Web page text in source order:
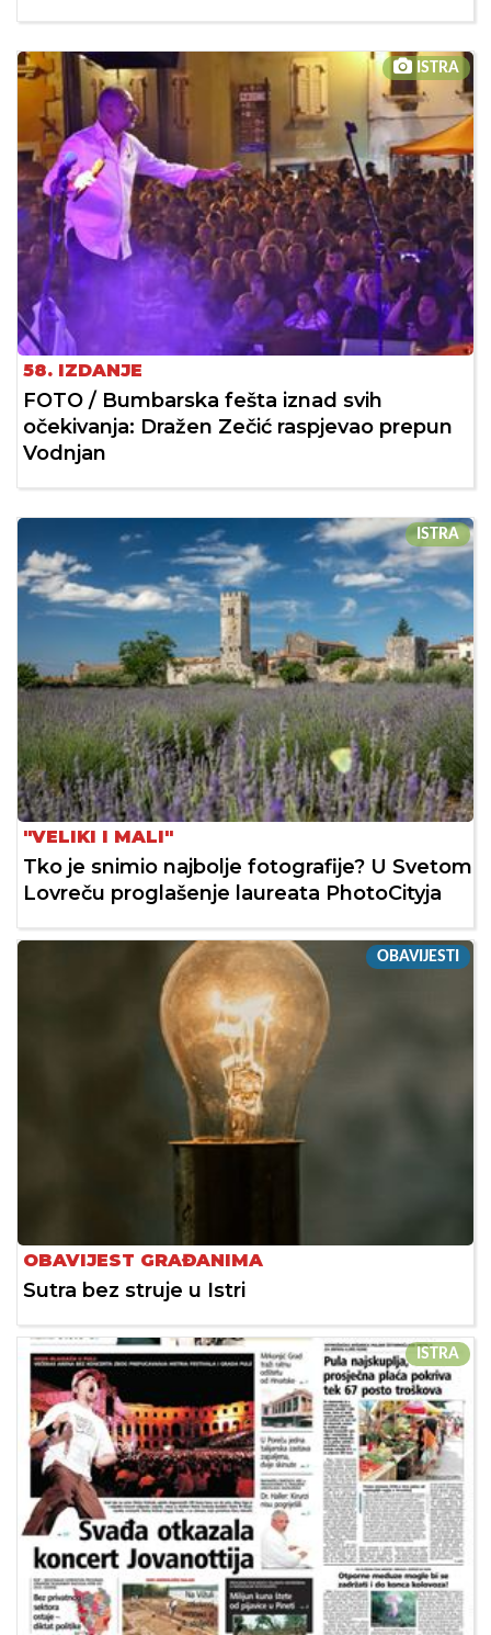
ISTRA
58. IZDANJE
FOTO / Bumbarska fešta iznad svih
očekivanja: Dražen Zečić raspjevao prepun
Vodnjan
ISTRA
"VELIKI I MALI"
Tko je snimio najbolje fotografije? U Svetom
Lovreču proglašenje laureata PhotoCityja
OBAVIJESTI
OBAVIJEST GRAĐANIMA
Sutra bez struje u Istri
ISTRA